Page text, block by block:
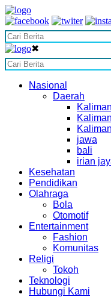
✖
Nasional
Daerah
jawa
bali
irian
Kesehatan
Pendidikan
Olahraga
Bola
Otomotif
Entertainment
Fashion
Komunitas
Religi
Tokoh
Teknologi
Hubungi Kami